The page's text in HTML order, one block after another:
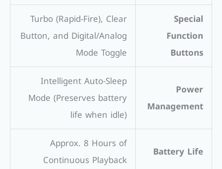
Special
Function
Buttons
Turbo (Rapid-Fire), Clear
Button, and Digital/Analog
Mode Toggle
Power
Management
Intelligent Auto-Sleep
Mode (Preserves battery
life when idle)
Battery Life
Approx. 8 Hours of
Continuous Playback